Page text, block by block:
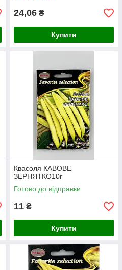
24,06 ₴
Купити
Квасоля КАВОВЕ
ЗЕРНЯТКО10г
Готово до відправки
11 ₴
Купити